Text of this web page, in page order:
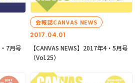
7月号
2017.04.01
会報誌CANVAS NEWS
【CANVAS NEWS】2017年4・5月号
（Vol.25）